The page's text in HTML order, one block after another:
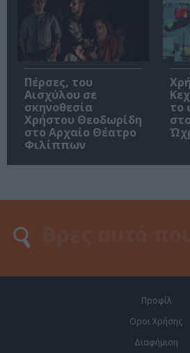
Πέρσες, του
Αισχύλου σε
σκηνοθεσία
Χρήστου Θεοδωρίδη
στο Αρχαίο Θέατρο
Φιλίππων
το
Προφίλ
Οροι Χρήσης
Διαφήμιση